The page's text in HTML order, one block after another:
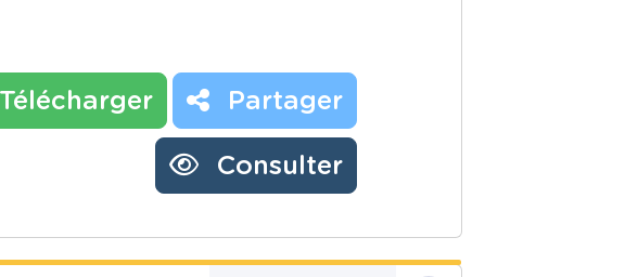
Télécharger Partager
Consulter